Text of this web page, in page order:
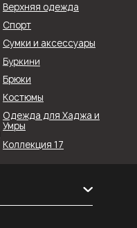
Коллекция 17
Спорт
Верхняя одежда
Сумки и аксессуары
Брюки
Буркини
Костюмы
Одежда для Хаджа и
Умры